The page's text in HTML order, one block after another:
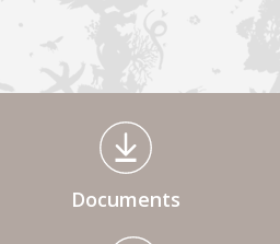
Documents